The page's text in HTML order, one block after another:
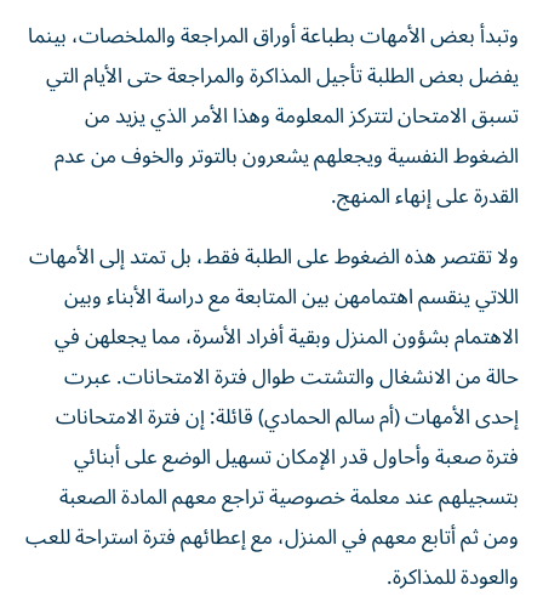
وتبدأ بعض الأمهات بطباعة أوراق المراجعة والملخصات، بينما
يفضل بعض الطلبة تأجيل المذاكرة والمراجعة حتى الأيام التي
تسبق الامتحان لتتركز المعلومة وهذا الأمر الذي يزيد من
الضغوط النفسية ويجعلهم يشعرون بالتوتر والخوف من عدم
القدرة على إنهاء المنهج.
ولا تقتصر هذه الضغوط على الطلبة فقط، بل تمتد إلى الأمهات
اللاتي ينقسم اهتمامهن بين المتابعة مع دراسة الأبناء وبين
الاهتمام بشؤون المنزل وبقية أفراد الأسرة، مما يجعلهن في
حالة من الانشغال والتشتت طوال فترة الامتحانات. عبرت
إحدى الأمهات (أم سالم الحمادي) قائلة: إن فترة الامتحانات
فترة صعبة وأحاول قدر الإمكان تسهيل الوضع على أبنائي
بتسجيلهم عند معلمة خصوصية تراجع معهم المادة الصعبة
ومن ثم أتابع معهم في المنزل، مع إعطائهم فترة استراحة للعب
والعودة للمذاكرة.